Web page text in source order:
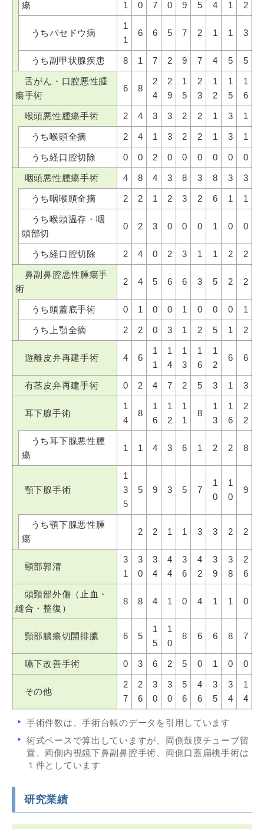
瘍 1 0 7 0 9 5 4 1 2
うちバセドウ病
1
1
6 6 5 7 2 1 1 3
うち副甲状腺疾患 8 1 7 2 9 7 4 5 5
舌がん・口腔悪性腫
瘍手術
6 8
2
4
2
9
1
5
2
3
1
2
1
5
1
6
喉頭悪性腫瘍手術 2 4 3 3 2 2 1 3 1
うち喉頭全摘 2 4 1 3 2 2 1 3 1
うち経口腔切除 0 0 2 0 0 0 0 0 0
咽頭悪性腫瘍手術 4 8 4 3 8 3 8 3 3
うち咽喉頭全摘 2 2 1 2 3 2 6 1 1
うち喉頭温存・咽
頭部切
0 2 3 0 0 0 1 0 0
うち経口腔切除 2 4 0 2 3 1 1 2 2
鼻副鼻腔悪性腫瘍手
術
2 4 5 6 6 3 5 2 2
うち頭蓋底手術 0 1 0 0 1 0 0 0 1
うち上顎全摘 2 2 0 3 1 2 5 1 2
遊離皮弁再建手術 4 6
1
1
1
4
1
3
1
6
1
2
6 6
有茎皮弁再建手術 0 2 4 7 2 5 3 1 3
耳下腺手術
1
4
8
1
6
1
2
1
1
8
1
3
1
6
2
2
うち耳下腺悪性腫
瘍
1 1 4 3 6 1 2 2 8
顎下腺手術
1
3
5
5 9 3 5 7
1
0
1
0
9
うち顎下腺悪性腫
瘍
2 2 1 1 3 3 2 2
頸部郭清
3
1
3
0
3
4
4
4
3
6
4
2
3
9
3
8
2
6
頭頸部外傷（止血・
縫合・整復）
8 8 4 1 0 4 1 1 0
頸部膿瘍切開排膿 6 5
1
5
1
0
8 6 6 8 7
嚥下改善手術 0 3 6 2 5 0 1 0 0
その他
2
7
2
6
3
0
3
0
5
6
4
6
3
5
3
4
1
4
手術件数は、手術台帳のデータを引用しています
術式ベースで算出していますが、両側鼓膜チューブ留
置、両側内視鏡下鼻副鼻腔手術、両側口蓋扁桃手術は
１件としています​
研究業績